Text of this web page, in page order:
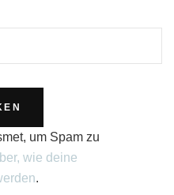
um Spam zu
wie deine
.